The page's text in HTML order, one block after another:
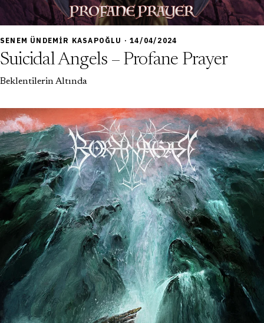
6,5
SENEM ÜNDEMIR KASAPOĞLU · 14/04/2024
Suicidal Angels – Profane Prayer
Beklentilerin Altında